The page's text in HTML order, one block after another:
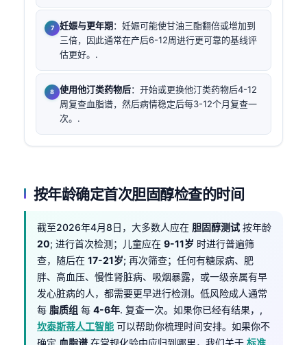
妊娠与更年期：妊娠可能使甘油三酯翻倍或增加到
三倍，因此通常在产后6-12周进行更可靠的基线评
估更好。.
使用他汀类药物后：开始或更换他汀类药物后4-12
周复查血脂谱，然后病情稳定后每3-12个月复查一
次。.
按年龄确定首次胆固醇检查的时间
截至2026年4月8日，大多数人应在 胆固醇测试 按年龄
20; 进行首次检测；儿童应在 9-11岁 时进行普遍筛
查，随后在 17-21岁; 再次筛查；任何有糖尿病、肥
胖、高血压、慢性肾脏病、吸烟暴露，或一级亲属有早
发心脏病的人，都需要更早进行检测。低风险成人通常
每 脂质组 每 4-6年. 复查一次。如果你已经有结果，,
坎泰斯蒂人工智能 可以帮助你梳理时间安排。如果你不
确定 血脂谱 在常规化验中应归到哪里，我们关于 标准